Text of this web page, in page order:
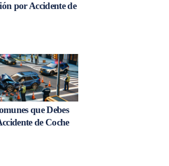
por Accidente de
que Debes
de Coche